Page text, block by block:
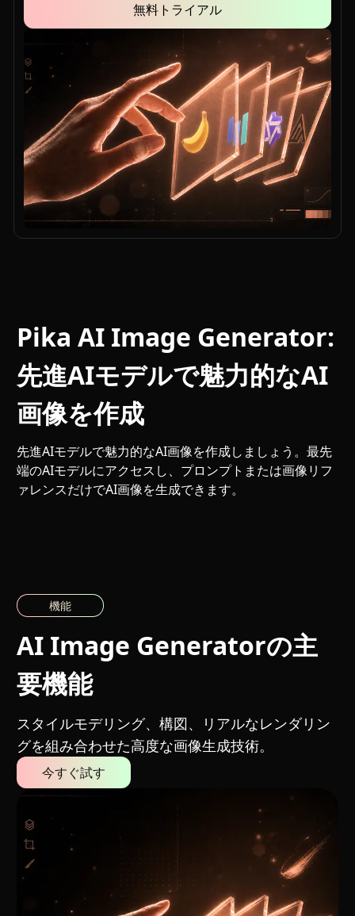
無料トライアル
Pika AI Image Generator:
先進AIモデルで魅力的なAI
画像を作成
先進AIモデルで魅力的なAI画像を作成しましょう。最先
端のAIモデルにアクセスし、プロンプトまたは画像リフ
ァレンスだけでAI画像を生成できます。
機能
AI Image Generatorの主
要機能
スタイルモデリング、構図、リアルなレンダリン
グを組み合わせた高度な画像生成技術。
今すぐ試す